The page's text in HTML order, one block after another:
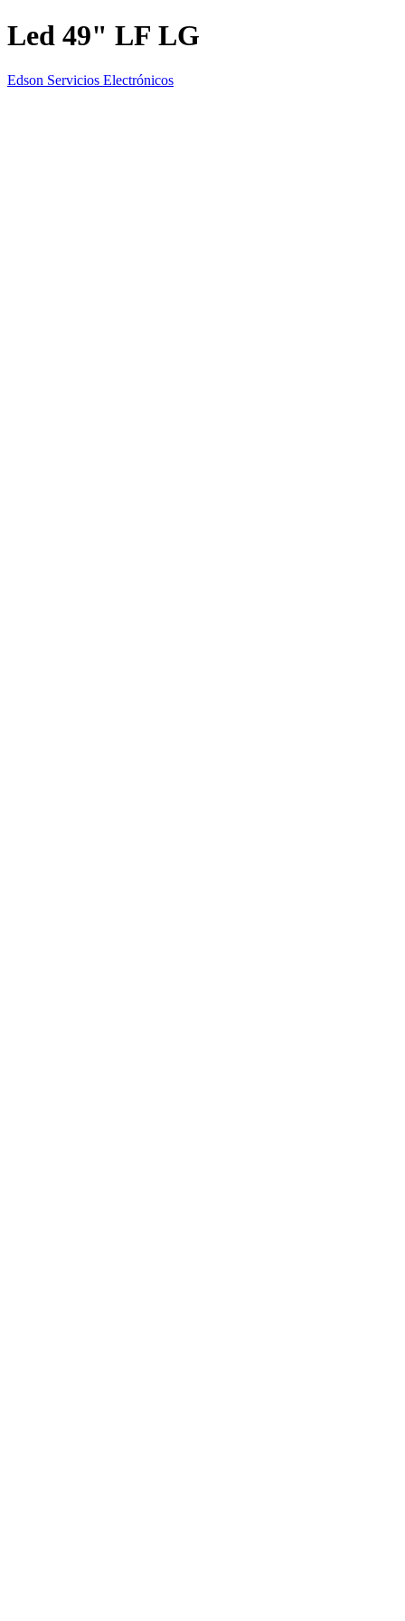
Led 49" LF LG
Edson Servicios Electrónicos